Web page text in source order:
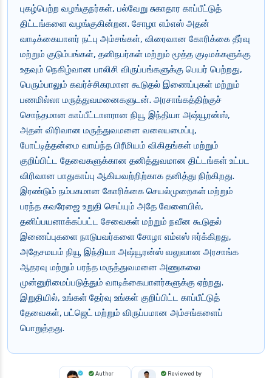
புகழ்பெற்ற வழங்குநர்கள், பல்வேறு சுகாதார காப்பீட்டுத்
திட்டங்களை வழங்குகின்றன. சோழா எம்எஸ் அதன்
வாடிக்கையாளர் நட்பு அம்சங்கள், விரைவான கோரிக்கை தீர்வு
மற்றும் குடும்பங்கள், தனிநபர்கள் மற்றும் மூத்த குடிமக்களுக்கு
உதவும் நெகிழ்வான பாலிசி விருப்பங்களுக்கு பெயர் பெற்றது,
பெரும்பாலும் கவர்ச்சிகரமான கூடுதல் இணைப்புகள் மற்றும்
பணமில்லா மருத்துவமனைகளுடன். அரசாங்கத்திற்குச்
சொந்தமான காப்பீட்டாளரான நியூ இந்தியா அஷ்யூரன்ஸ்,
அதன் விரிவான மருத்துவமனை வலையமைப்பு,
போட்டித்தன்மை வாய்ந்த பிரீமியம் விகிதங்கள் மற்றும்
குறிப்பிட்ட தேவைகளுக்கான தனித்துவமான திட்டங்கள் உட்பட
விரிவான பாதுகாப்பு ஆகியவற்றிற்காக தனித்து நிற்கிறது.
இரண்டும் நம்பகமான கோரிக்கை செயல்முறைகள் மற்றும்
பரந்த கவரேஜை உறுதி செய்யும் அதே வேளையில்,
தனிப்பயனாக்கப்பட்ட சேவைகள் மற்றும் நவீன கூடுதல்
இணைப்புகளை நாடுபவர்களை சோழா எம்எஸ் ஈர்க்கிறது,
அதேசமயம் நியூ இந்தியா அஷ்யூரன்ஸ் வலுவான அரசாங்க
ஆதரவு மற்றும் பரந்த மருத்துவமனை அணுகலை
முன்னுரிமைப்படுத்தும் வாடிக்கையாளர்களுக்கு ஏற்றது.
இறுதியில், உங்கள் தேர்வு உங்கள் குறிப்பிட்ட காப்பீட்டுத்
தேவைகள், பட்ஜெட் மற்றும் விருப்பமான அம்சங்களைப்
பொறுத்தது.
Author
Reviewed by